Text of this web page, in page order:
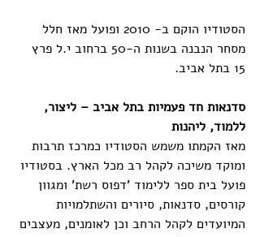
הסטודיו הוקם ב- 2010 ופועל מאז חלל
מסחר הנבנה בשנות ה-50 ברחוב י.ל פרץ
15 בתל אביב.
סדנאות חד פעמיות בתל אביב – ליצור,
ללמוד, ליהנות
מאז הקמתו משמש הסטודיו כמרכז תרבות
ומוקד משיכה לקהל רב מכל הארץ. בסטודיו
פועל בית ספר ללימוד 'דפוס רשת' ומגוון
קורסים, סדנאות, סיורים והשתלמויות
המיועדים לקהל הרחב וכן לאומנים, מעצבים